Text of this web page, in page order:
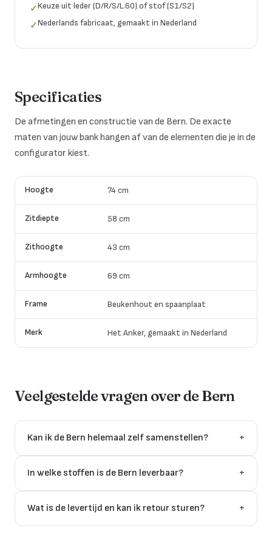
✓Keuze uit leder (D/R/S/L.60) of stof (S1/S2)
✓Nederlands fabricaat, gemaakt in Nederland
Specificaties
De afmetingen en constructie van de Bern. De exacte
maten van jouw bank hangen af van de elementen die je in de
configurator kiest.
Hoogte 74 cm
Zitdiepte 58 cm
Zithoogte 43 cm
Armhoogte 69 cm
Frame Beukenhout en spaanplaat
Merk Het Anker, gemaakt in Nederland
Veelgestelde vragen over de Bern
Kan ik de Bern helemaal zelf samenstellen? +
In welke stoffen is de Bern leverbaar? +
Wat is de levertijd en kan ik retour sturen? +